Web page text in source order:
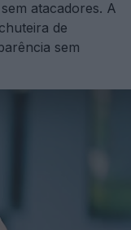
atacadores. A
de
sem